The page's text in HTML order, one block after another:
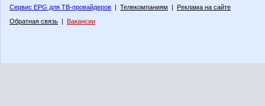
Сервис EPG для ТВ-провайдеров | Телекомпаниям | Реклама на сайте
Обратная связь | Вакансии